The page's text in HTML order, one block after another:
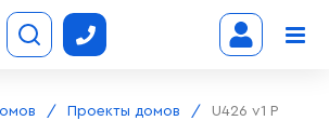
Проекты домов U426 v1 P